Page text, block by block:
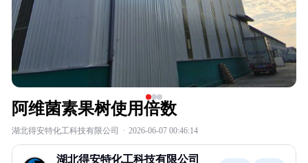
阿维菌素果树使用倍数
湖北得安特化工科技有限公司 · 2026-06-07 00:46:14
湖北得安特化工科技有限公司